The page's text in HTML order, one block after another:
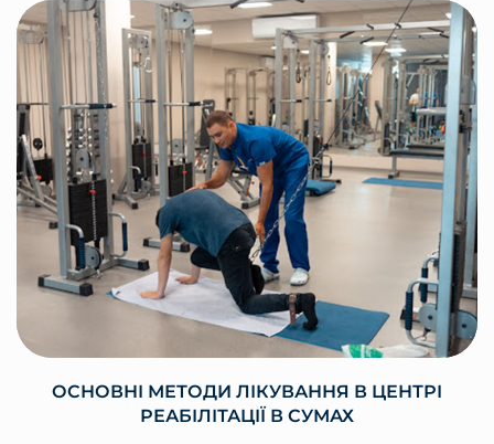
ОСНОВНІ МЕТОДИ ЛІКУВАННЯ В ЦЕНТРІ
РЕАБІЛІТАЦІЇ В СУМАХ